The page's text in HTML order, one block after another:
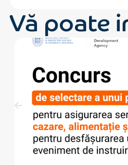
Vă poate